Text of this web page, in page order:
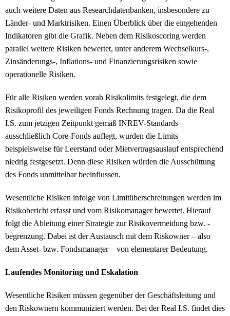
auch weitere Daten aus Researchdatenbanken, insbesondere zu
Länder- und Marktrisiken. Einen Überblick über die eingehenden
Indikatoren gibt die Grafik. Neben dem Risikoscoring werden
parallel weitere Risiken bewertet, unter anderem Wechselkurs-,
Zinsänderungs-, Inflations- und Finanzierungsrisiken sowie
operationelle Risiken.
Für alle Risiken werden vorab Risikolimits festgelegt, die dem
Risikoprofil des jeweiligen Fonds Rechnung tragen. Da die Real
I.S. zum jetzigen Zeitpunkt gemäß INREV-Standards
ausschließlich Core-Fonds auflegt, wurden die Limits
beispielsweise für Leerstand oder Mietvertragsauslauf entsprechend
niedrig festgesetzt. Denn diese Risiken würden die Ausschüttung
des Fonds unmittelbar beeinflussen.
Wesentliche Risiken infolge von Limitüberschreitungen werden im
Risikobericht erfasst und vom Risikomanager bewertet. Hierauf
folgt die Ableitung einer Strategie zur Risikovermeidung bzw. -
begrenzung. Dabei ist der Austausch mit dem Riskowner – also
dem Asset- bzw. Fondsmanager – von elementarer Bedeutung.
Laufendes Monitoring und Eskalation
Wesentliche Risiken müssen gegenüber der Geschäftsleitung und
den Riskownern kommuniziert werden. Bei der Real I.S. findet dies